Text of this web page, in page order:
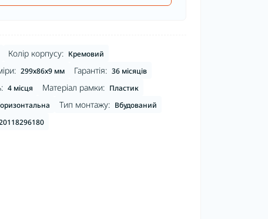
Колір корпусу: Кремовий
299х86х9 мм Гарантія: 36 місяців
4 місця Матеріал рамки: Пластик
Тип монтажу: Вбудований